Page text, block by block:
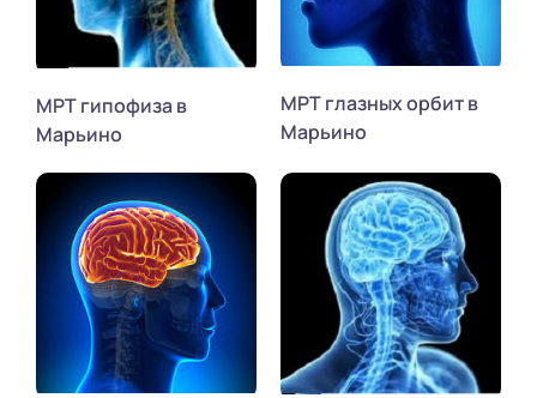
МРТ гипофиза в
Марьино
МРТ глазных орбит в
Марьино